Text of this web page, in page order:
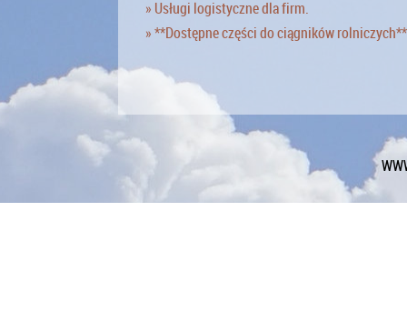
» Usługi logistyczne dla firm.
» **Dostępne części do ciągników rolniczych**